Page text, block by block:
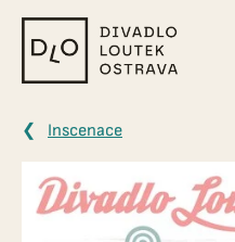
Divadlo
loutek
Inscenace